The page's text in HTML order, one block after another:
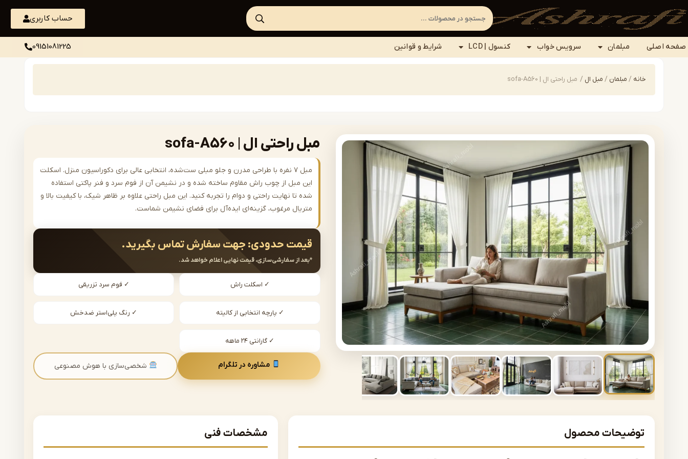
حساب کاربری
صفحه اصلی مبلمان سرویس خواب کنسول | LCD شرایط و قوانین 09151081225
خانه / مبلمان / مبل ال / مبل راحتی ال | sofa-A560
مبل راحتی ال | sofa-A560
مبل ۷ نفره با طراحی مدرن و جلو مبلی ست‌شده، انتخابی عالی برای دکوراسیون منزل. اسکلت
این مبل از چوب راش مقاوم ساخته شده و در نشیمن آن از فوم سرد و فنر پاکتی استفاده
شده تا نهایت راحتی و دوام را تجربه کنید. این مبل راحتی علاوه بر ظاهر شیک، با کیفیت بالا و
متریال مرغوب، گزینه‌ای ایده‌آل برای فضای نشیمن شماست.
قیمت حدودی: جهت سفارش تماس بگیرید.
*بعد از سفارشی‌سازی، قیمت نهایی اعلام خواهد شد.
✓ اسکلت راش ✓ فوم سرد تزریقی
✓ پارچه انتخابی از کالیته ✓ رنگ پلی‌استر ضدخش
✓ گارانتی ۲۴ ماهه
مشاوره در تلگرام شخصی‌سازی با هوش مصنوعی
توضیحات محصول مشخصات فنی